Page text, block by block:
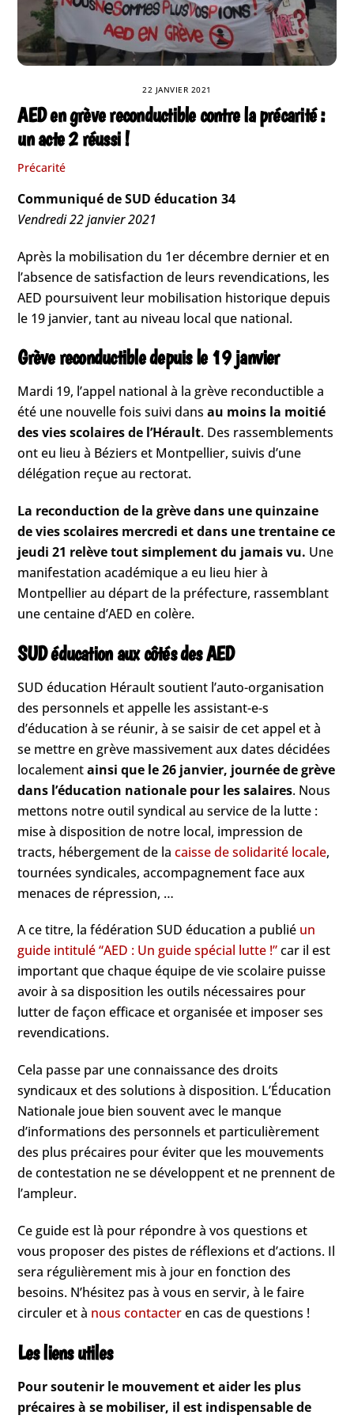
22 JANVIER 2021
AED en grève reconductible contre la précarité :
un acte 2 réussi !
Précarité
Communiqué de SUD éducation 34
Vendredi 22 janvier 2021
Après la mobilisation du 1er décembre dernier et en
l’absence de satisfaction de leurs revendications, les
AED poursuivent leur mobilisation historique depuis
le 19 janvier, tant au niveau local que national.
Grève reconductible depuis le 19 janvier
Mardi 19, l’appel national à la grève reconductible a
été une nouvelle fois suivi dansau moins la moitié
des vies scolaires de l’Hérault. Des rassemblements
ont eu lieu à Béziers et Montpellier, suivis d’une
délégation reçue au rectorat.
La reconduction de la grève dans une quinzaine
de vies scolaires mercredi et dans une trentaine ce
jeudi 21 relève tout simplement du jamais vu. Une
manifestation académique a eu lieu hier à
Montpellier au départ de la préfecture, rassemblant
une centaine d’AED en colère.
SUD éducation aux côtés des AED
SUD éducation Hérault soutient l’auto-organisation
des personnels et appelle les assistant-e-s
d’éducation à se réunir, à se saisir de cet appel et à
se mettre en grève massivement aux dates décidées
localementainsi que le 26 janvier, journée de grève
dans l’éducation nationale pour les salaires. Nous
mettons notre outil syndical au service de la lutte :
mise à disposition de notre local, impression de
tracts, hébergement de lacaisse de solidarité locale,
tournées syndicales, accompagnement face aux
menaces de répression, …
A ce titre, la fédération SUD éducation a publié un
guide intitulé “AED : Un guide spécial lutte !”car il est
important que chaque équipe de vie scolaire puisse
avoir à sa disposition les outils nécessaires pour
lutter de façon efficace et organisée et imposer ses
revendications.
Cela passe par une connaissance des droits
syndicaux et des solutions à disposition. L’Éducation
Nationale joue bien souvent avec le manque
d’informations des personnels et particulièrement
des plus précaires pour éviter que les mouvements
de contestation ne se développent et ne prennent de
l’ampleur.
Ce guide est là pour répondre à vos questions et
vous proposer des pistes de réflexions et d’actions. Il
sera régulièrement mis à jour en fonction des
besoins. N’hésitez pas à vous en servir, à le faire
circuler et à nous contacteren cas de questions !
Les liens utiles
Pour soutenir le mouvement et aider les plus
précaires à se mobiliser, il est indispensable de